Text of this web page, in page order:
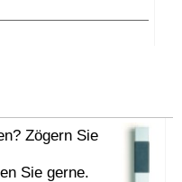
Zögern Sie
Sie gerne.